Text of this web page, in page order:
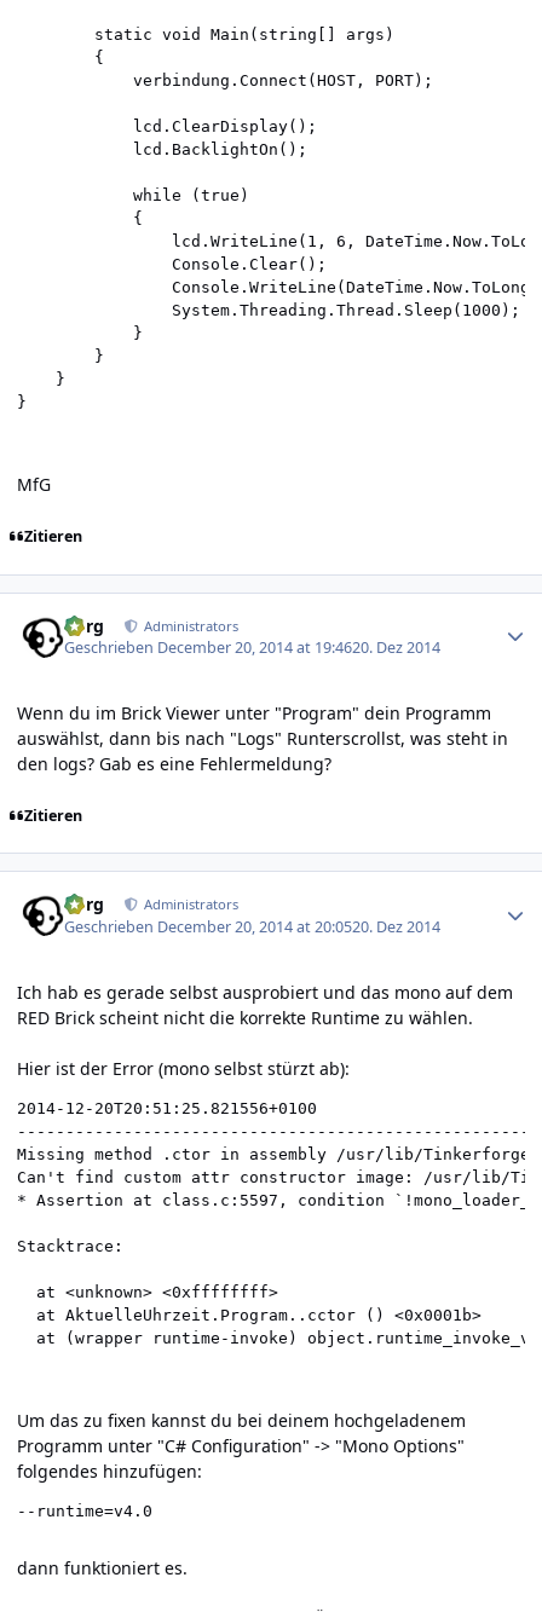
static void Main(string[] args)
{
verbindung.Connect(HOST, PORT);
lcd.ClearDisplay();
lcd.BacklightOn();
while (true)
{
lcd.WriteLine(1, 6,
Console.Clear();
System.Threading.Thread.Sleep(1000);
}
}
}
MfG
Zitieren
borg Administrators
Geschrieben December 20, 2014 at 19:4620. Dez 2014
Wenn du im Brick Viewer unter "Program" dein Programm
auswählst, dann bis nach "Logs" Runterscrollst, was steht in
den logs? Gab es eine Fehlermeldung?
Zitieren
borg Administrators
Geschrieben December 20, 2014 at 20:0520. Dez 2014
Ich hab es gerade selbst ausprobiert und das mono auf dem
RED Brick scheint nicht die korrekte Runtime zu wählen.
Hier ist der Error (mono selbst stürzt ab):
2014-12-20T20:51:25.821556+0100
Missing method .ctor in assembly /usr/lib/
Can't find custom attr constructor image: /usr/lib/
* Assertion at class.c:5597, condition
Stacktrace:
at <unknown> <0xffffffff>
at AktuelleUhrzeit.Program..cctor () <0x0001b>
Um das zu fixen kannst du bei deinem hochgeladenem
Programm unter "C# Configuration" -> "Mono Options"
folgendes hinzufügen:
--runtime=v4.0
dann funktioniert es.